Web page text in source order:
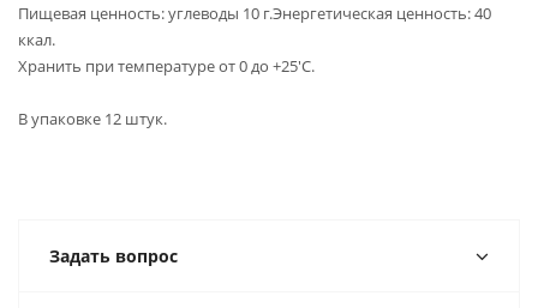
Пищевая ценность: углеводы 10 г.Энергетическая ценность: 40
ккал.
Хранить при температуре от 0 до +25'С.
В упаковке 12 штук.
Задать вопрос